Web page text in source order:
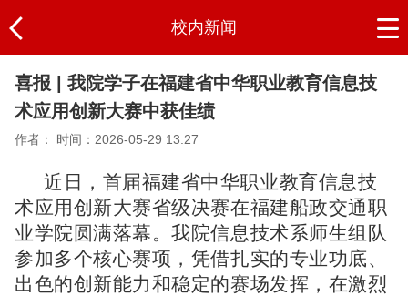
校内新闻
喜报 | 我院学子在福建省中华职业教育信息技
术应用创新大赛中获佳绩
作者： 时间：2026-05-29 13:27
近日，首届福建省中华职业教育信息技
术应用创新大赛省级决赛在福建船政交通职
业学院圆满落幕。我院信息技术系师生组队
参加多个核心赛项，凭借扎实的专业功底、
出色的创新能力和稳定的赛场发挥，在激烈